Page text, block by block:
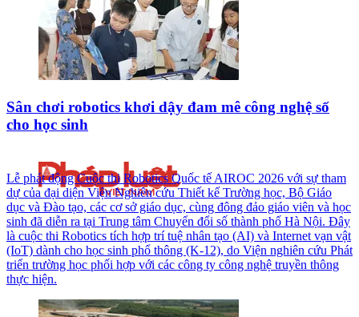
Sân chơi robotics khơi dậy đam mê công nghệ số
cho học sinh
Lễ phát động Cuộc thi Robotics Quốc tế AIROC 2026 với sự tham
dự của đại diện Viện Nghiên cứu Thiết kế Trường học, Bộ Giáo
dục và Đào tạo, các cơ sở giáo dục, cùng đông đảo giáo viên và học
sinh đã diễn ra tại Trung tâm Chuyển đổi số thành phố Hà Nội. Đây
là cuộc thi Robotics tích hợp trí tuệ nhân tạo (AI) và Internet vạn vật
(IoT) dành cho học sinh phổ thông (K-12), do Viện nghiên cứu Phát
triển trường học phối hợp với các công ty công nghệ truyền thông
thực hiện.